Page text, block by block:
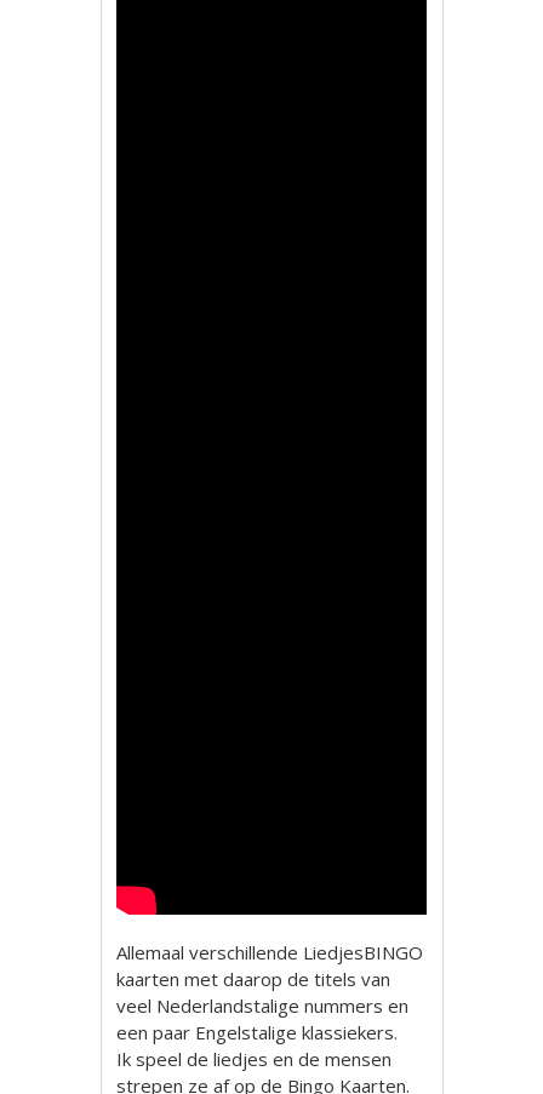
Allemaal verschillende LiedjesBINGO
kaarten met daarop de titels van
veel Nederlandstalige nummers en
een paar Engelstalige klassiekers.
Ik speel de liedjes en de mensen
strepen ze af op de Bingo Kaarten.